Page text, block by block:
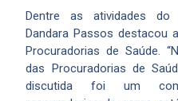
Dentre as atividades do
Dandara Passos destacou
Procuradorias de Saúde.
das Procuradorias de
discutida foi um